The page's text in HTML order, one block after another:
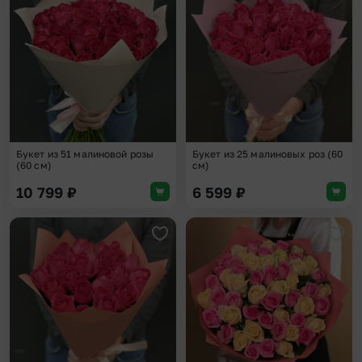
Добавить в избранное
Букет из 51 малиновой розы
(60 см)
10 799 ₽
Букет из 25 малиновых роз (60
см)
6 599 ₽
Добавить в избранное